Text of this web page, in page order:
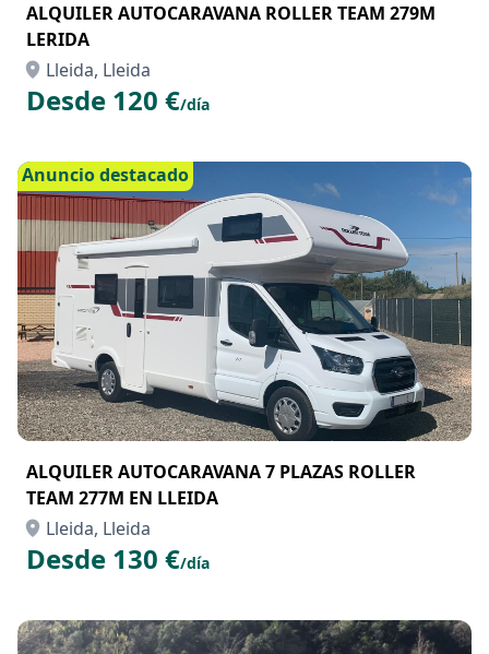
ALQUILER AUTOCARAVANA ROLLER TEAM 279M
LERIDA
Lleida, Lleida
Desde 120 €/día
Anuncio destacado
ALQUILER AUTOCARAVANA 7 PLAZAS ROLLER
TEAM 277M EN LLEIDA
Lleida, Lleida
Desde 130 €/día